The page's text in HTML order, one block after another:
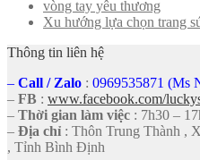
vòng tay yêu thương
Xu hướng lựa chọn trang
Thông tin liên hệ
– Call / Zalo : 0969535871 (Ms
– FB : www.facebook.com/
– Thời gian làm việc : 7h30 –
– Địa chỉ : Thôn Trung Thành ,
, Tỉnh Bình Định